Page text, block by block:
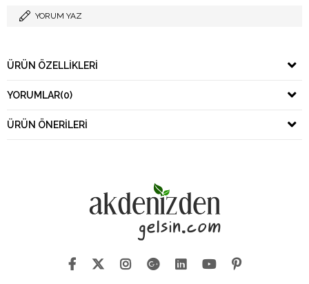
YORUM YAZ
ÜRÜN ÖZELLIKLERI
YORUMLAR(0)
ÜRÜN ÖNERILERI